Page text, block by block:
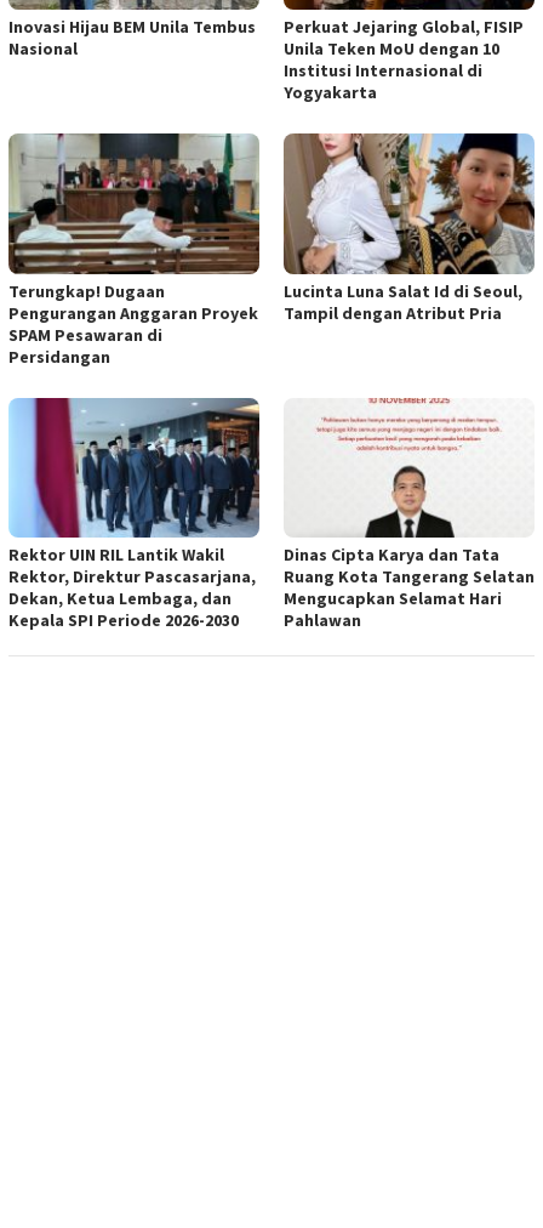
Inovasi Hijau BEM Unila Tembus
Nasional
Perkuat Jejaring Global, FISIP
Unila Teken MoU dengan 10
Institusi Internasional di
Yogyakarta
Terungkap! Dugaan
Pengurangan Anggaran Proyek
SPAM Pesawaran di
Persidangan
Lucinta Luna Salat Id di Seoul,
Tampil dengan Atribut Pria
Rektor UIN RIL Lantik Wakil
Rektor, Direktur Pascasarjana,
Dekan, Ketua Lembaga, dan
Kepala SPI Periode 2026-2030
Dinas Cipta Karya dan Tata
Ruang Kota Tangerang Selatan
Mengucapkan Selamat Hari
Pahlawan